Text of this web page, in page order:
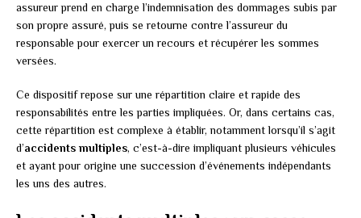
assureur prend en charge l’indemnisation des dommages subis par
son propre assuré, puis se retourne contre l’assureur du
responsable pour exercer un recours et récupérer les sommes
versées.
Ce dispositif repose sur une répartition claire et rapide des
responsabilités entre les parties impliquées. Or, dans certains cas,
cette répartition est complexe à établir, notamment lorsqu’il s’agit
d’accidents multiples, c’est-à-dire impliquant plusieurs véhicules
et ayant pour origine une succession d’événements indépendants
les uns des autres.